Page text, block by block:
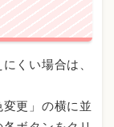
くい場合は、
変更」の横に並